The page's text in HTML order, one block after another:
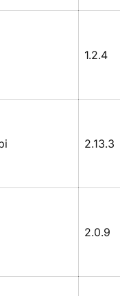
1.2.4
2.13.3
2.0.9